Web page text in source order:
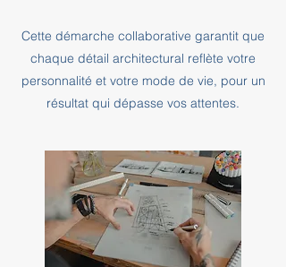
Cette démarche collaborative garantit que
chaque détail architectural reflète votre
personnalité et votre mode de vie, pour un
résultat qui dépasse vos attentes.